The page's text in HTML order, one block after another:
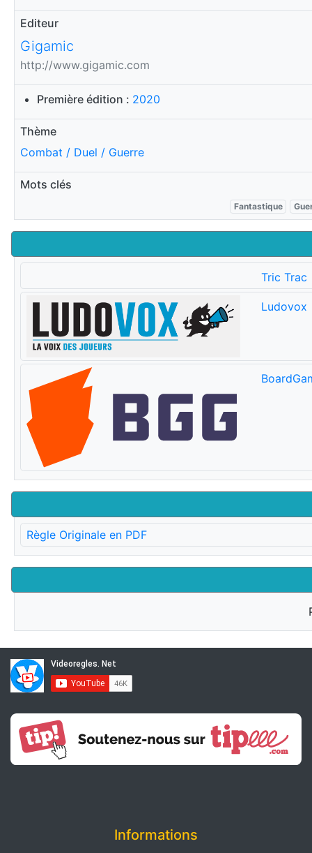
Editeur
Gigamic
http://www.gigamic.com
Première édition : 2020
Thème
Combat / Duel / Guerre
Mots clés
Fantastique
Tric Trac
Ludovox
Règle Originale en PDF
Informations